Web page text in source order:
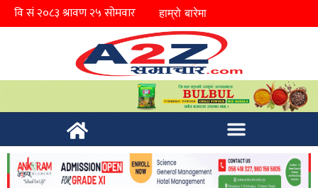
हाम्रो बारेमा